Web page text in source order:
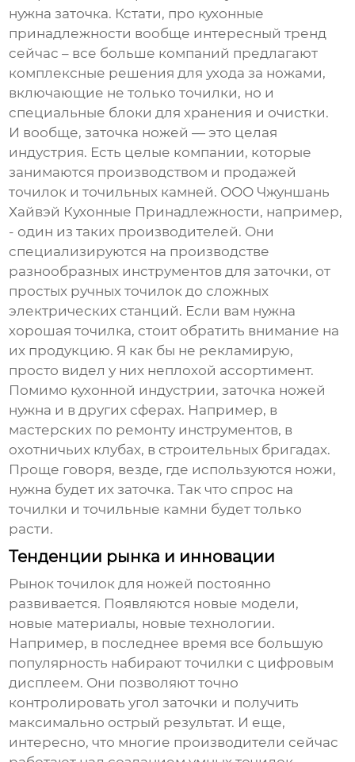
нужна заточка. Кстати, про кухонные
принадлежности вообще интересный тренд
сейчас – все больше компаний предлагают
комплексные решения для ухода за ножами,
включающие не только точилки, но и
специальные блоки для хранения и очистки.
И вообще, заточка ножей — это целая
индустрия. Есть целые компании, которые
занимаются производством и продажей
точилок и точильных камней. ООО Чжуншань
Хайвэй Кухонные Принадлежности, например,
- один из таких производителей. Они
специализируются на производстве
разнообразных инструментов для заточки, от
простых ручных точилок до сложных
электрических станций. Если вам нужна
хорошая точилка, стоит обратить внимание на
их продукцию. Я как бы не рекламирую,
просто видел у них неплохой ассортимент.
Помимо кухонной индустрии, заточка ножей
нужна и в других сферах. Например, в
мастерских по ремонту инструментов, в
охотничьих клубах, в строительных бригадах.
Проще говоря, везде, где используются ножи,
нужна будет их заточка. Так что спрос на
точилки и точильные камни будет только
расти.
Тенденции рынка и инновации
Рынок точилок для ножей постоянно
развивается. Появляются новые модели,
новые материалы, новые технологии.
Например, в последнее время все большую
популярность набирают точилки с цифровым
дисплеем. Они позволяют точно
контролировать угол заточки и получить
максимально острый результат. И еще,
интересно, что многие производители сейчас